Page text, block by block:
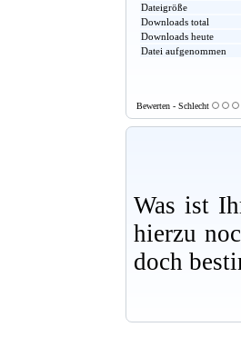
Dateigröße
Downloads total
Downloads heute
Datei aufgenommen
Bewerten - Schlecht
Was ist
hierzu
doch